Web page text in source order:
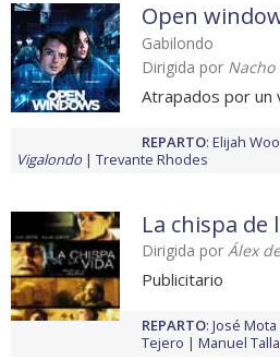
Open
Gabilondo
Dirigida por Nacho
Atrapados por un
REPARTO: Elijah
Vigalondo
Trevante Rhodes
La chispa de
Dirigida por Álex
Publicitario
REPARTO: José Mota
Tejero
Manuel